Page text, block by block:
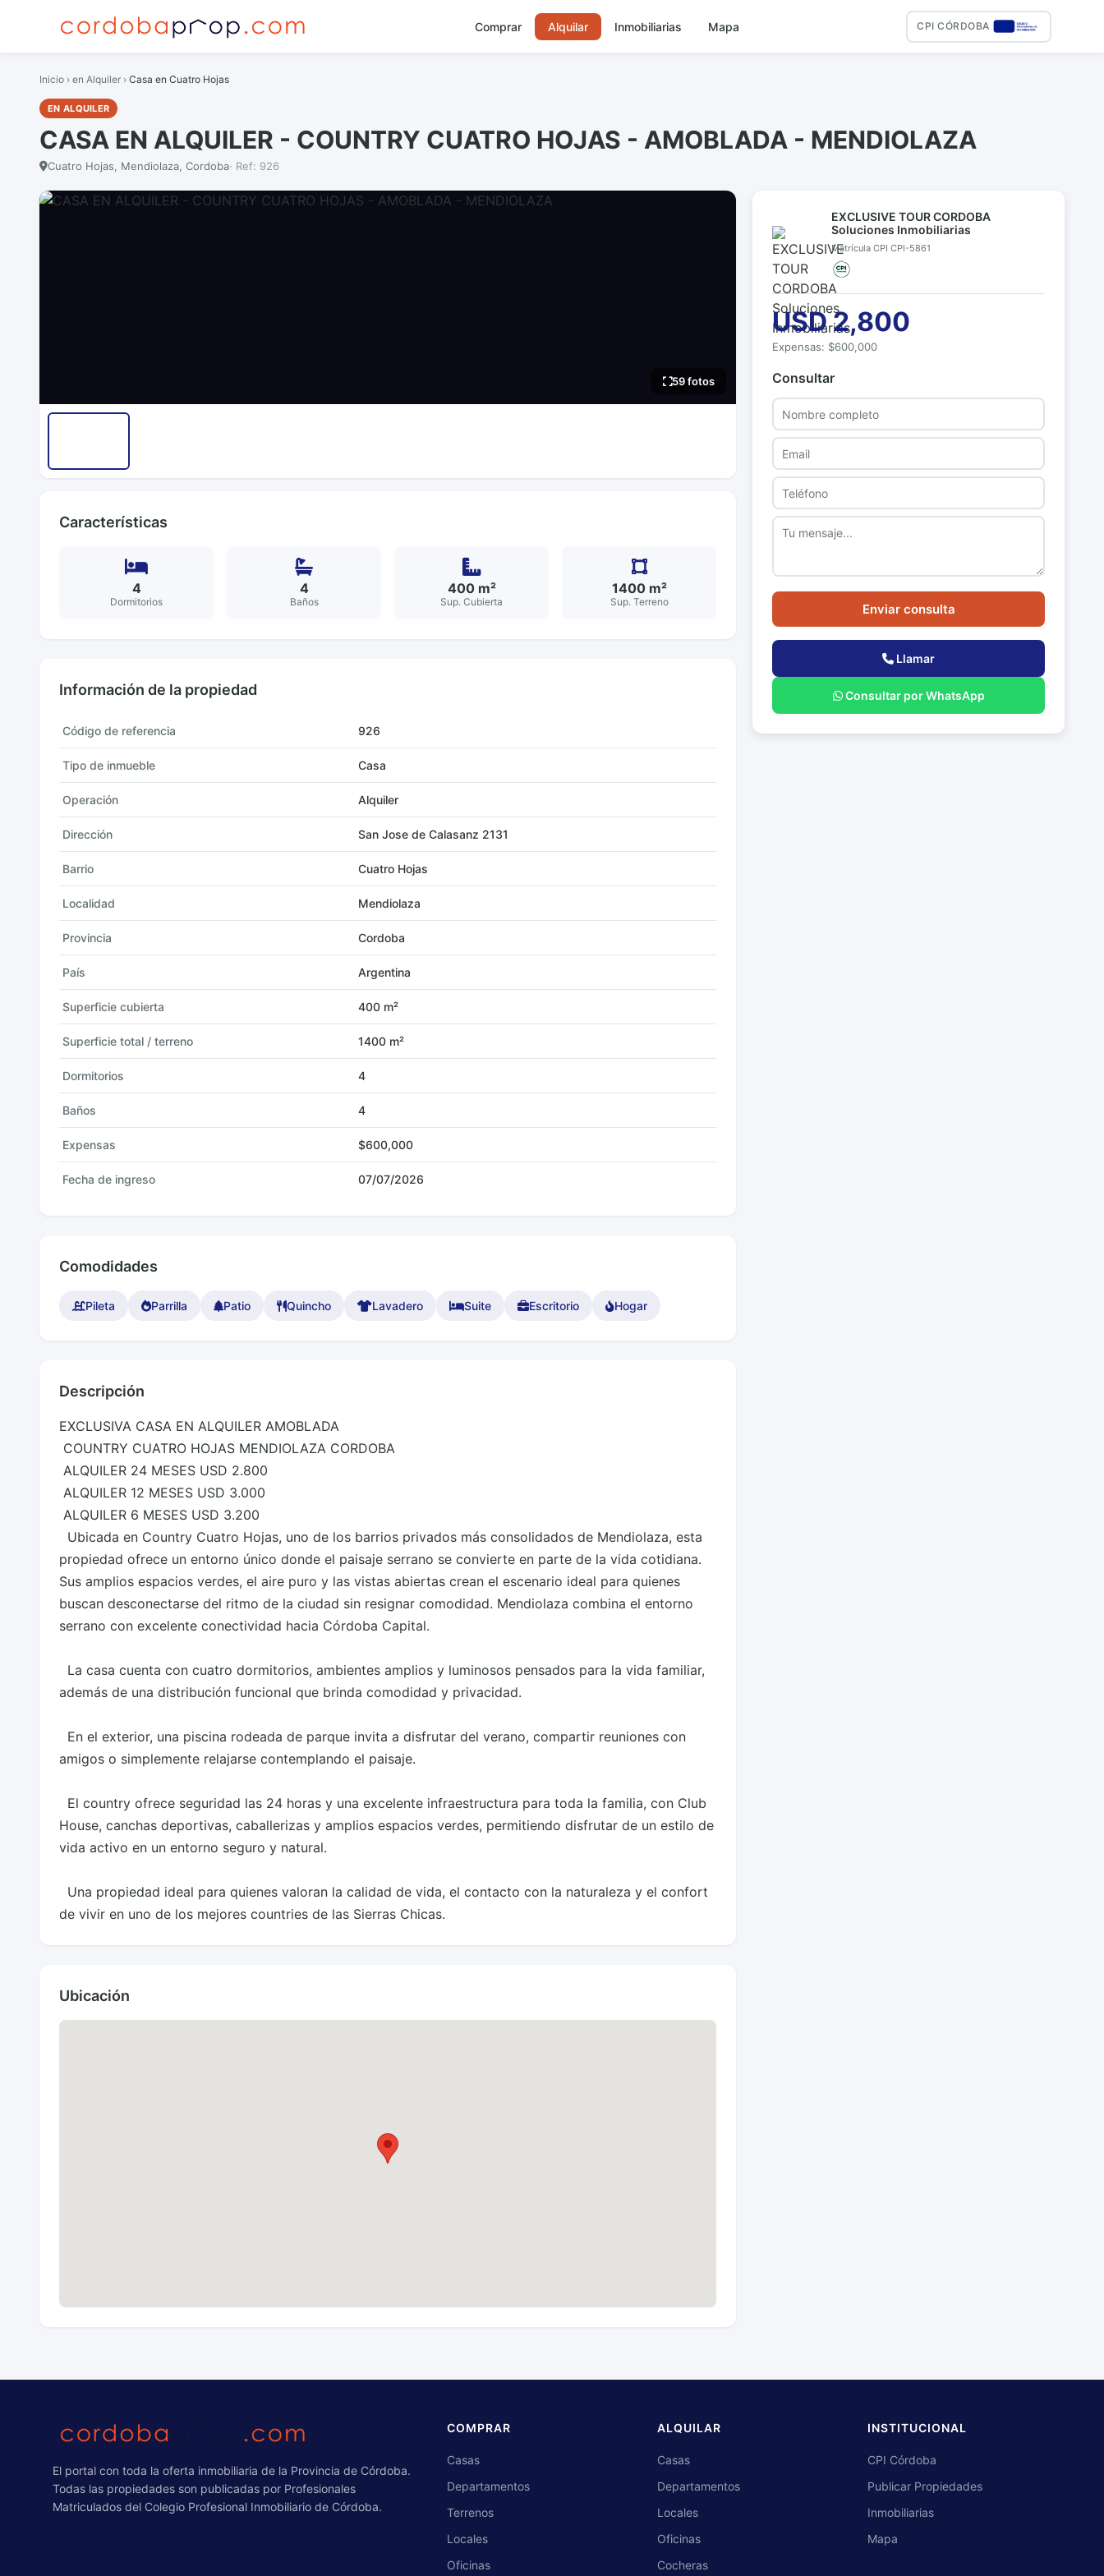
Comprar Alquilar Inmobiliarias Mapa CPI CÓRDOBA
Inicio › en Alquiler › Casa en Cuatro Hojas
EN ALQUILER
CASA EN ALQUILER - COUNTRY CUATRO HOJAS - AMOBLADA - MENDIOLAZA
Cuatro Hojas, Mendiolaza, Cordoba· Ref: 926
59 fotos
Características
4
Dormitorios
4
Baños
400 m²
Sup. Cubierta
1400 m²
Sup. Terreno
Información de la propiedad
Código de referencia 926
Tipo de inmueble Casa
Operación Alquiler
Dirección San Jose de Calasanz 2131
Barrio Cuatro Hojas
Localidad Mendiolaza
Provincia Cordoba
País Argentina
Superficie cubierta 400 m²
Superficie total / terreno 1400 m²
Dormitorios 4
Baños 4
Expensas $600,000
Fecha de ingreso 07/07/2026
Comodidades
Pileta Parrilla Patio Quincho Lavadero Suite Escritorio Hogar
Descripción
EXCLUSIVA CASA EN ALQUILER AMOBLADA
propiedad ofrece un entorno único donde el paisaje serrano se convierte en parte de la vida cotidiana.
Sus amplios espacios verdes, el aire puro y las vistas abiertas crean el escenario ideal para quienes
buscan desconectarse del ritmo de la ciudad sin resignar comodidad. Mendiolaza combina el entorno
serrano con excelente conectividad hacia Córdoba Capital.
además de una distribución funcional que brinda comodidad y privacidad.
amigos o simplemente relajarse contemplando el paisaje.
House, canchas deportivas, caballerizas y amplios espacios verdes, permitiendo disfrutar de un estilo de
vida activo en un entorno seguro y natural.
de vivir en uno de los mejores countries de las Sierras Chicas.
Ubicación
EXCLUSIVE TOUR CORDOBA
Soluciones Inmobiliarias
Matrícula CPI CPI-5861
USD 2,800
Expensas: $600,000
Consultar
Enviar consulta
Llamar
Consultar por WhatsApp
El portal con toda la oferta inmobiliaria de la Provincia de Córdoba.
Todas las propiedades son publicadas por Profesionales
Matriculados del Colegio Profesional Inmobiliario de Córdoba.
COMPRAR
Casas
Departamentos
Terrenos
Locales
Oficinas
ALQUILAR
Casas
Departamentos
Locales
Oficinas
Cocheras
INSTITUCIONAL
CPI Córdoba
Publicar Propiedades
Inmobiliarias
Mapa